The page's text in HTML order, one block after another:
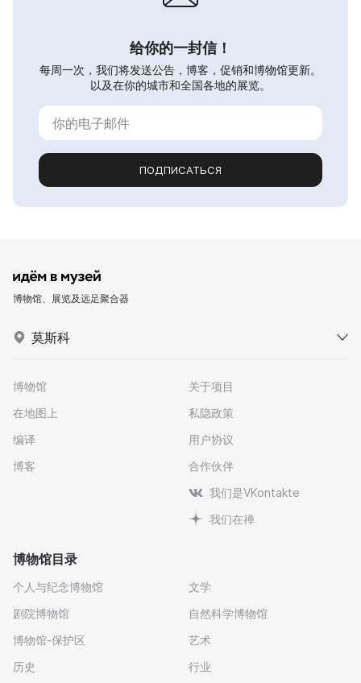
给你的一封信！
每周一次，我们将发送公告，博客，促销和博物馆更新。
以及在你的城市和全国各地的展览。
ПОДПИСАТЬСЯ
博物馆、展览及远足聚合器
莫斯科
博物馆
在地图上
编译
博客
关于项目
私隐政策
用户协议
合作伙伴
我们是VKontakte
我们在禅
博物馆目录
个人与纪念博物馆
剧院博物馆
博物馆-保护区
历史
文学
自然科学博物馆
艺术
行业